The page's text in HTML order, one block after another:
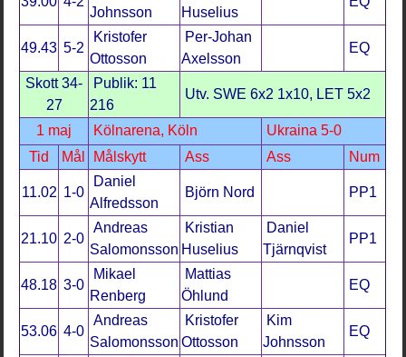
Johnsson Huselius
49.43 5-2
Kristofer
Ottosson
Per-Johan
Axelsson
EQ
Skott 34-
27
Publik: 11
216
Utv. SWE 6x2 1x10, LET 5x2
1 maj Kölnarena, Köln
Ukraina 5-0
Tid
Mål Målskytt Ass Ass Num
11.02 1-0
Daniel
Alfredsson
Björn Nord PP1
21.10 2-0
Andreas
Salomonsson
Kristian
Huselius
Daniel
Tjärnqvist
PP1
48.18 3-0
Mikael
Renberg
Mattias
Öhlund
EQ
53.06 4-0
Andreas
Salomonsson
Kristofer
Ottosson
Kim
Johnsson
EQ